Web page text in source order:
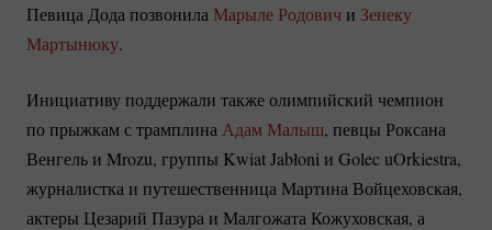
Певица Дода позвонила Марыле Родович и Зенеку
Мартынюку.
Инициативу поддержали также олимпийский чемпион
по прыжкам с трамплина Адам Малыш, певцы Роксана
Венгель и Mrozu, группы Kwiat Jabłoni и Golec uOrkiestra,
журналистка и путешественница Мартина Войцеховская,
актеры Цезарий Пазура и Малгожата Кожуховская, а